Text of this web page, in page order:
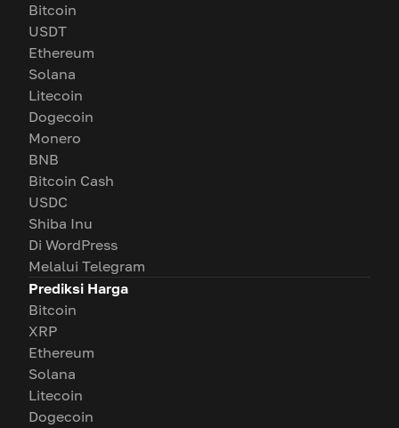
Bitcoin
USDT
Ethereum
Solana
Litecoin
Dogecoin
Monero
BNB
Bitcoin Cash
USDC
Shiba Inu
Di WordPress
Melalui Telegram
Prediksi Harga
Bitcoin
XRP
Ethereum
Solana
Litecoin
Dogecoin